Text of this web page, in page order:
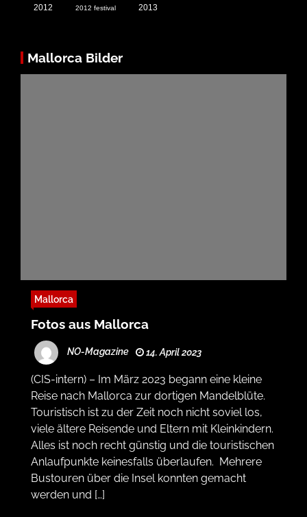
2012 2012 festival 2013
Mallorca Bilder
Mallorca
Fotos aus Mallorca
NO-Magazine 14. April 2023
(CIS-intern) – Im März 2023 begann eine kleine
Reise nach Mallorca zur dortigen Mandelblüte.
Touristisch ist zu der Zeit noch nicht soviel los,
viele ältere Reisende und Eltern mit Kleinkindern.
Alles ist noch recht günstig und die touristischen
Anlaufpunkte keinesfalls überlaufen. Mehrere
Bustouren über die Insel konnten gemacht
werden und […]